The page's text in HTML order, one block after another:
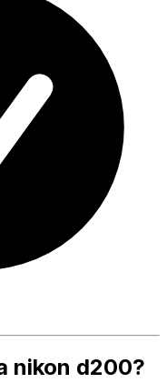
nikon d200?